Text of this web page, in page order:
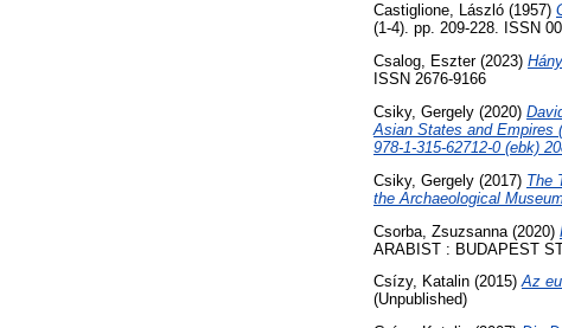
Castiglione, László (1957)
(1-4). pp. 209-228. ISSN
Csalog, Eszter(2023)
ISSN 2676-9166
Csiky, Gergely (2020)
Asian States and Empires
978-1-315-62712-0 (ebk)
Csiky, Gergely (2017) The
the Archaeological
Csorba, Zsuzsanna (2020)
ARABIST : BUDAPEST
Csízy, Katalin (2015)Az
(Unpublished)